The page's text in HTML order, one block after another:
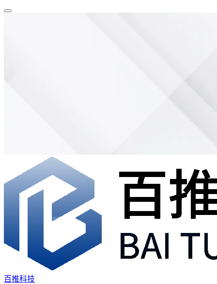
百推科技